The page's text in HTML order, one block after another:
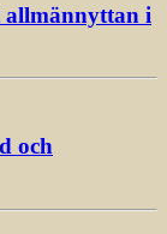
allmännyttan i
och